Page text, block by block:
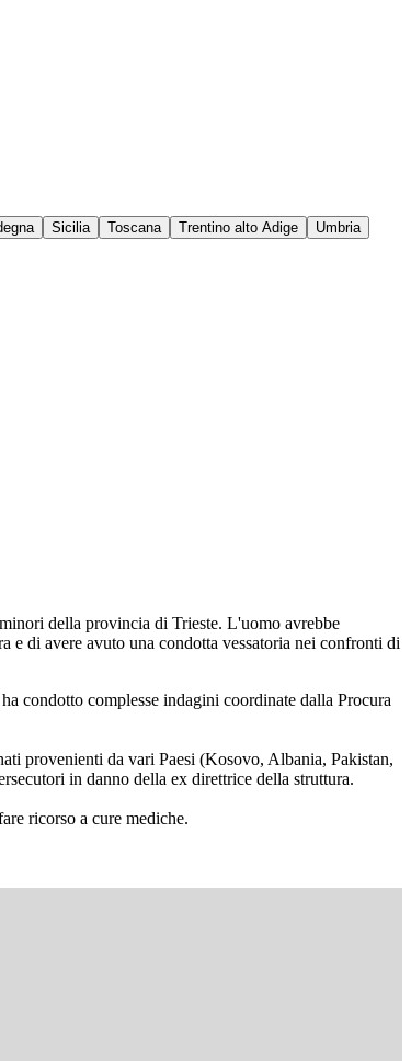
Sicilia Toscana Trentino alto Adige
Umbria
della provincia di Trieste. L'uomo avrebbe
e di avere avuto una condotta vessatoria nei confronti di
condotto complesse indagini coordinate dalla Procura
provenienti da vari Paesi (Kosovo, Albania, Pakistan,
in danno della ex direttrice della struttura.
ricorso a cure mediche.